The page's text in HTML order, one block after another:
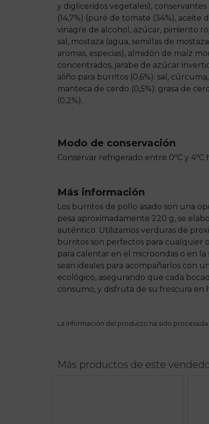
y digliceridos vegetales), conservantes
(14,7%) (puré de tomate (34%), aceite
vinagre de alcohol, azúcar, pimiento
sal, mostaza (agua, semillas de
aromas, especias), almidón de maíz
concentrados, jarabe de azúcar
aliño para burritos (0,6%): sal,
manteca de cerdo (0,5%): grasa de
(0,2%).
Modo de conservación
Conservar refrigerado entre 0ºC y 4ºC
Más información
Los burritos de pollo asado son una
pesa aproximadamente 220 g, se
auténtico. Utilizamos verduras de
burritos son perfectos para cualquier
para calentar en el microondas o en
sean ideales para acompañarlos con
ecológico, asegurando que cada
consumo, y disfruta de su frescura en
La información del producto ha sido
Más productos de este